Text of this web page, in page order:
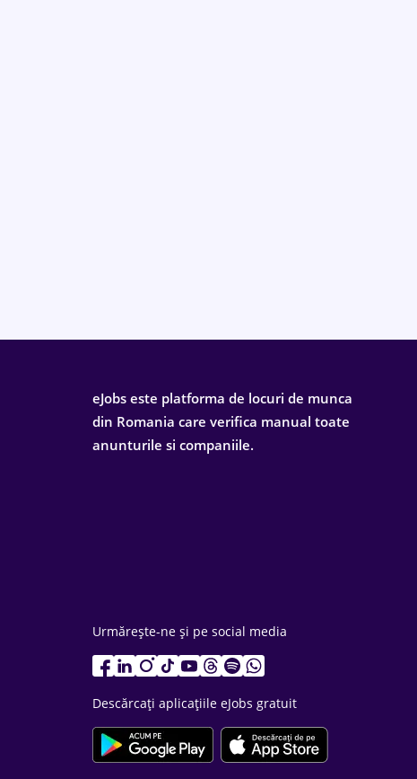
eJobs este platforma de locuri de munca
din Romania care verifica manual toate
anunturile si companiile.
Urmărește-ne și pe social media
Descărcați aplicațiile eJobs gratuit